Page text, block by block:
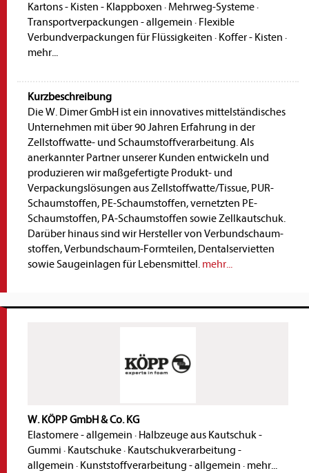
Kartons - Kisten - Klappboxen · Mehrweg-Systeme·
Transportverpackungen - allgemein · Flexible
Verbundverpackungen für Flüssigkeiten · Koffer - Kisten ·
mehr...
Kurzbeschreibung
Die W. Dimer GmbH ist ein innovatives mittelständisches
Unternehmen mit über 90 Jahren Erfahrung in der
Zellstoffwatte- und Schaumstoff­verarbeitung. Als
anerkannter Partner unserer Kunden entwickeln und
produzieren wir maß­gefertigte Produkt- und
Verpackungslösungen aus Zellstoffwatte/Tissue, PUR-
Schaumstoffen, PE-Schaumstoffen, vernetzten PE-
Schaumstoffen, PA-Schaumstoffen sowie Zellkautschuk.
Darüber hinaus sind wir Hersteller von Verbundschaum­
stoffen, Verbundschaum-Formteilen, Dental­servietten
sowie Saugeinlagen für Lebensmittel. mehr...
W. KÖPP GmbH & Co. KG
Elastomere - allgemein · Halbzeuge aus Kautschuk -
Gummi · Kautschuke· Kautschukverarbeitung -
allgemein · Kunststoffverarbeitung - allgemein · mehr...